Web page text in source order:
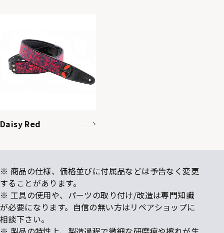
Daisy Red
※ 商品の仕様、価格並びに付属品などは予告なく変更
することがあります。
※ 工具の使用や、パーツの取り付け/改造は専門知識
が必要になります。自信の無い方はリペアショップに
相談下さい。